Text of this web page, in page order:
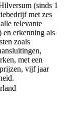
(sinds 1
met zes
relevante
erkenning als
zoals
met een
vijf jaar